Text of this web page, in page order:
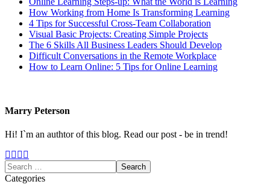
How Working from Home Is Transforming Learning
4 Tips for Successful Cross-Team Collaboration
Visual Basic Projects: Creating Simple Projects
The 6 Skills All Business Leaders Should Develop
Difficult Conversations in the Remote Workplace
How to Learn Online: 5 Tips for Online Learning
Marry Peterson
Hi! I`m an authtor of this blog. Read our post - be in trend!
Categories